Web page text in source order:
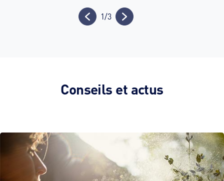
1/3
Conseils et actus